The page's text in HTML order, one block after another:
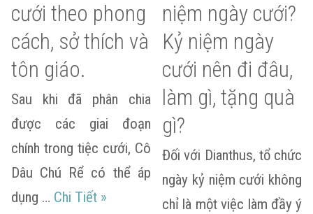
cưới theo phong
cách, sở thích và
tôn giáo.
Sau khi đã phân chia
được các giai đoạn
chính trong tiệc cưới, Cô
Dâu Chú Rể có thể áp
dụng … Chi Tiết Gợi ý chọn nhạc cưới theo phong
»
niệm ngày cưới?
Kỷ niệm ngày
cưới nên đi đâu,
làm gì, tặng quà
gì?
Đối với Dianthus, tổ chức
ngày kỷ niệm cưới không
chỉ là một việc làm đầy ý